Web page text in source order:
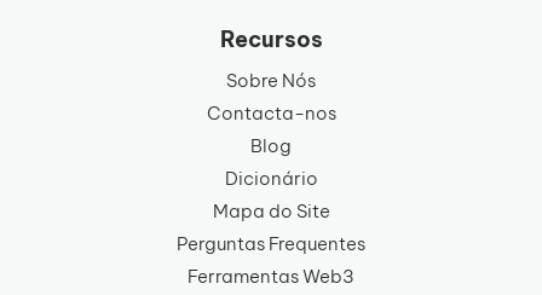
Recursos
Sobre Nós
Contacta-nos
Blog
Dicionário
Mapa do Site
Perguntas Frequentes
Ferramentas Web3